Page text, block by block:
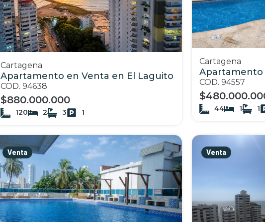
Cartagena
Apartamento en Venta en El Laguito
COD. 94638
$880.000.000
120 2 3 1
Cartagena
Apartamento
COD. 94557
44 1 1
Venta Venta